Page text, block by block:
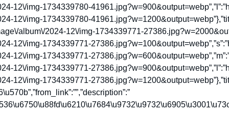
12\/img-1734339780-
12\/img-1734339780-
album\/2024-12\/img-1734339771-
12\/img-1734339771-
12\/img-1734339771-
12\/img-1734339771-
12\/img-1734339771-